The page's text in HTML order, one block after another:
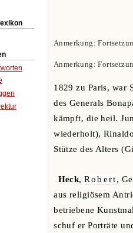
Anmerkung:
Anmerkung:
1829 zu Paris, war
des Generals
kämpft, die heil.
wiederholt),
Stütze des Alters
Heck,Robert,
aus religiösem
betriebene
schuf er Porträte